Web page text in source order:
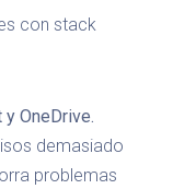
con stack
OneDrive.
demasiado
problemas